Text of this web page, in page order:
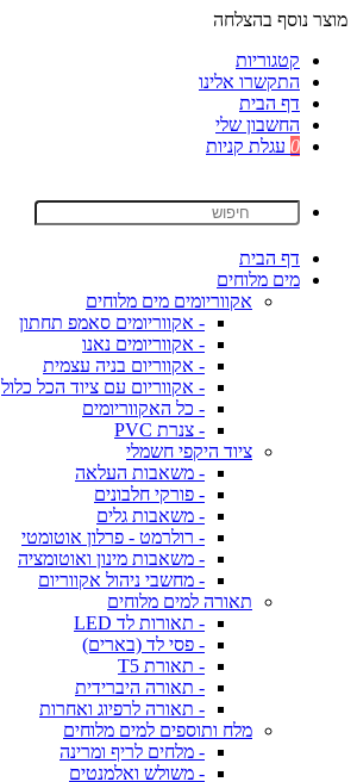
מוצר נוסף בהצלחה
קטגוריות
התקשרו אלינו
דף הבית
החשבון שלי
0 עגלת קניות
דף הבית
מים מלוחים
אקווריומים מים מלוחים
- אקווריומים סאמפ תחתון
- אקווריומים נאנו
- אקווריום בניה עצמית
- אקווריום עם ציוד הכל כלול
- כל האקווריומים
- צנרת PVC
ציוד היקפי חשמלי
- משאבות העלאה
- פורקי חלבונים
- משאבות גלים
- רולרמט - פרלון אוטומטי
- משאבות מינון ואוטומציה
- מחשבי ניהול אקווריום
תאורה למים מלוחים
- תאורות לד LED
- פסי לד (בארים)
- תאורת T5
- תאורה היברידית
- תאורה לרפיוג ואחרות
מלח ותוספים למים מלוחים
- מלחים לריף ומרינה
- משולש ואלמנטים